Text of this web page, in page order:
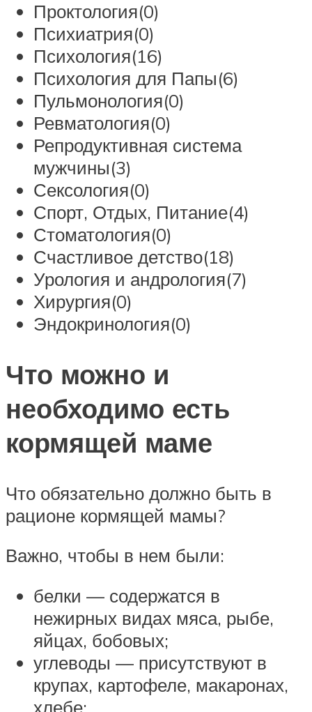
Проктология(0)
Психиатрия(0)
Психология(16)
Психология для Папы(6)
Пульмонология(0)
Ревматология(0)
Репродуктивная система
мужчины(3)
Сексология(0)
Спорт, Отдых, Питание(4)
Стоматология(0)
Счастливое детство(18)
Урология и андрология(7)
Хирургия(0)
Эндокринология(0)
Что можно и
необходимо есть
кормящей маме
Что обязательно должно быть в
рационе кормящей мамы?
Важно, чтобы в нем были:
белки — содержатся в
нежирных видах мяса, рыбе,
яйцах, бобовых;
углеводы — присутствуют в
крупах, картофеле, макаронах,
хлебе;